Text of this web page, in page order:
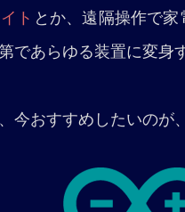
ト とか、遠隔操作で
であらゆる装置に変身
今おすすめしたいのが、